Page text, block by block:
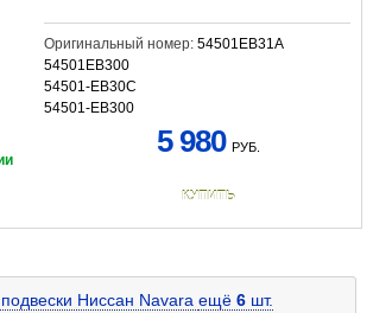
Оригинальный номер: 54501EB31A
54501EB300
54501-EB30C
54501-EB300
5 980 РУБ.
КУПИТЬ
Ниссан Navara ещё 6 шт.